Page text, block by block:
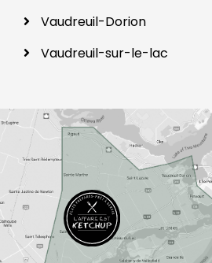
Vaudreuil-Dorion
Vaudreuil-sur-le-lac